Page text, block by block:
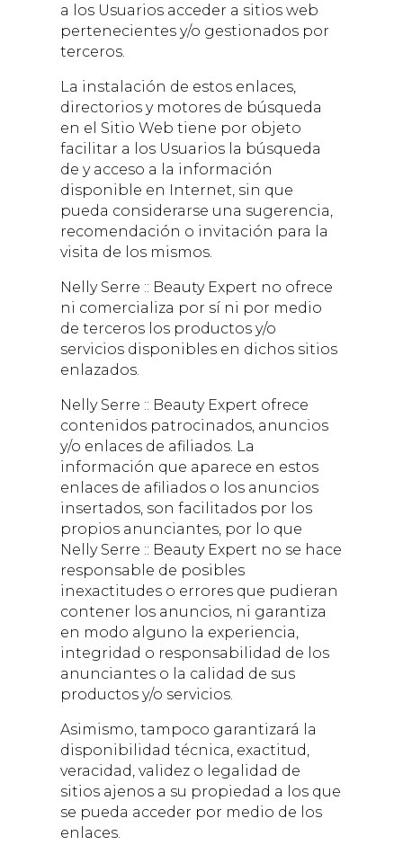
a los Usuarios acceder a sitios web
pertenecientes y/o gestionados por
terceros.
La instalación de estos enlaces,
directorios y motores de búsqueda
en el Sitio Web tiene por objeto
facilitar a los Usuarios la búsqueda
de y acceso a la información
disponible en Internet, sin que
pueda considerarse una sugerencia,
recomendación o invitación para la
visita de los mismos.
Nelly Serre :: Beauty Expert no ofrece
ni comercializa por sí ni por medio
de terceros los productos y/o
servicios disponibles en dichos sitios
enlazados.
Nelly Serre :: Beauty Expert ofrece
contenidos patrocinados, anuncios
y/o enlaces de afiliados. La
información que aparece en estos
enlaces de afiliados o los anuncios
insertados, son facilitados por los
propios anunciantes, por lo que
Nelly Serre :: Beauty Expert no se hace
responsable de posibles
inexactitudes o errores que pudieran
contener los anuncios, ni garantiza
en modo alguno la experiencia,
integridad o responsabilidad de los
anunciantes o la calidad de sus
productos y/o servicios.
Asimismo, tampoco garantizará la
disponibilidad técnica, exactitud,
veracidad, validez o legalidad de
sitios ajenos a su propiedad a los que
se pueda acceder por medio de los
enlaces.